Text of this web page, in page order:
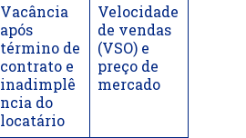
Vacância
após
término de
contrato e
inadimplê
ncia do
locatário
Velocidade
de vendas
(VSO) e
preço de
mercado